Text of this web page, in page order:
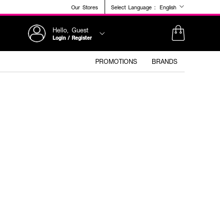
Our Stores Select Language : English
Hello, Guest
Login / Register
PROMOTIONS BRANDS